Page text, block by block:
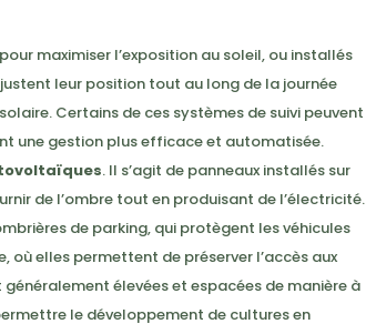
maximiser l’exposition au soleil, ou installés
leur position tout au long de la journée
Certains de ces systèmes de suivi peuvent
une gestion plus efficace et automatisée.
. Il s’agit de panneaux installés sur
de l’ombre tout en produisant de l’électricité.
de parking, qui protègent les véhicules
où elles permettent de préserver l’accès aux
élevées et espacées de manière à
le développement de cultures en